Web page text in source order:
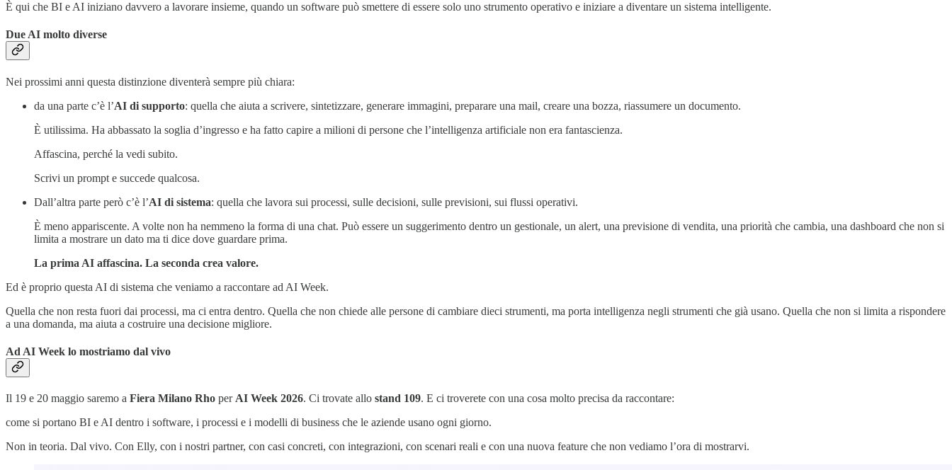
È qui che BI e AI iniziano davvero a lavorare insieme, quando un software può smettere di essere solo uno strumento operativo e iniziare a diventare un sistema intelligente.
Due AI molto diverse
Nei prossimi anni questa distinzione diventerà sempre più chiara:
da una parte c’è l’AI di supporto: quella che aiuta a scrivere, sintetizzare, generare immagini, preparare una mail, creare una bozza, riassumere un documento.
È utilissima. Ha abbassato la soglia d’ingresso e ha fatto capire a milioni di persone che l’intelligenza artificiale non era fantascienza.
Affascina, perché la vedi subito.
Scrivi un prompt e succede qualcosa.
Dall’altra parte però c’è l’AI di sistema: quella che lavora sui processi, sulle decisioni, sulle previsioni, sui flussi operativi.
È meno appariscente. A volte non ha nemmeno la forma di una chat. Può essere un suggerimento dentro un gestionale, un alert, una previsione di vendita, una priorità che cambia, una dashboard che non si
limita a mostrare un dato ma ti dice dove guardare prima.
La prima AI affascina. La seconda crea valore.
Ed è proprio questa AI di sistema che veniamo a raccontare ad AI Week.
Quella che non resta fuori dai processi, ma ci entra dentro. Quella che non chiede alle persone di cambiare dieci strumenti, ma porta intelligenza negli strumenti che già usano. Quella che non si limita a rispondere
a una domanda, ma aiuta a costruire una decisione migliore.
Ad AI Week lo mostriamo dal vivo
Il 19 e 20 maggio saremo a Fiera Milano Rho per AI Week 2026. Ci trovate allo stand 109. E ci troverete con una cosa molto precisa da raccontare:
come si portano BI e AI dentro i software, i processi e i modelli di business che le aziende usano ogni giorno.
Non in teoria. Dal vivo. Con Elly, con i nostri partner, con casi concreti, con integrazioni, con scenari reali e con una nuova feature che non vediamo l’ora di mostrarvi.